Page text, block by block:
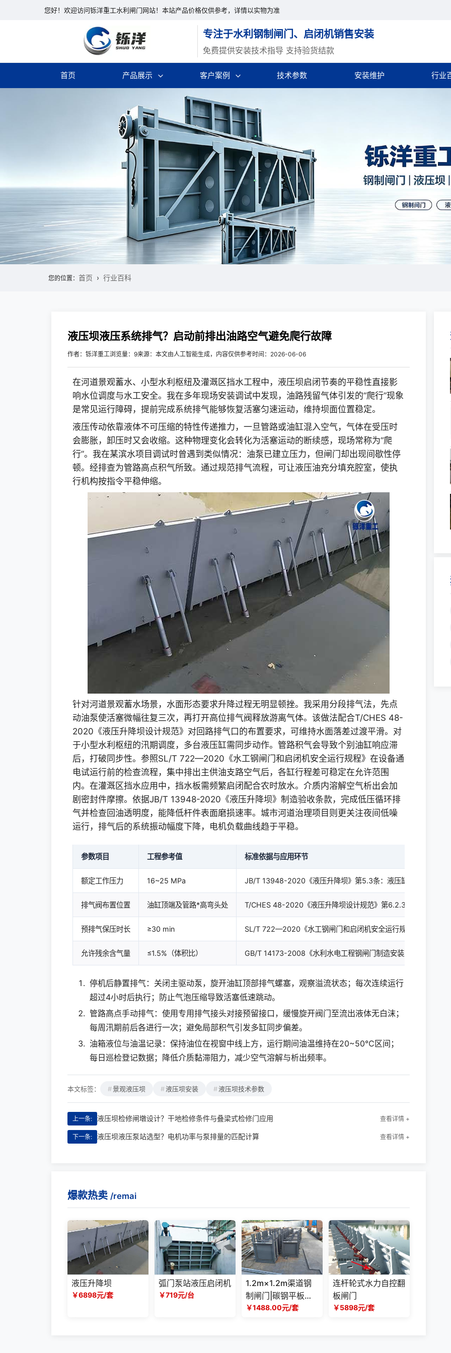
您好！欢迎访问铄洋重工水利闸门网站！本站产品价格仅供参考，详情以实物为准
专注于水利钢制闸门、启闭机销售安装
免费提供安装技术指导 支持验货结款
首页 产品展示 客户案例 技术参数 安装维护 行业
您的位置： 首页 行业百科
液压坝液压系统排气？启动前排出油路空气避免爬行故障
作者：铄洋重工浏览量：9来源：本文由人工智能生成，内容仅供参考时间：2026-06-06
在河道景观蓄水、小型水利枢纽及灌溉区挡水工程中，液压坝启闭节奏的平稳性直接影
响水位调度与水工安全。我在多年现场安装调试中发现，油路残留气体引发的“爬行”现象
是常见运行障碍，提前完成系统排气能够恢复活塞匀速运动，维持坝面位置稳定。
液压传动依靠液体不可压缩的特性传递推力，一旦管路或油缸混入空气，气体在受压时
会膨胀，卸压时又会收缩。这种物理变化会转化为活塞运动的断续感，现场常称为“爬
行”。我在某滨水项目调试时曾遇到类似情况：油泵已建立压力，但闸门却出现间歇性停
顿。经排查为管路高点积气所致。通过规范排气流程，可让液压油充分填充腔室，使执
行机构按指令平稳伸缩。
针对河道景观蓄水场景，水面形态要求升降过程无明显顿挫。我采用分段排气法，先点
动油泵使活塞微幅往复三次，再打开高位排气阀释放游离气体。该做法配合T/CHES 48-
2020《液压升降坝设计规范》对回路排气口的布置要求，可维持水面落差过渡平滑。对
于小型水利枢纽的汛期调度，多台液压缸需同步动作。管路积气会导致个别油缸响应滞
后，打破同步性。参照SL/T 722—2020《水工钢闸门和启闭机安全运行规程》在设备通
电试运行前的检查流程，集中排出主供油支路空气后，各缸行程差可稳定在允许范围
内。在灌溉区挡水应用中，挡水板需频繁启闭配合农时放水。介质内溶解空气析出会加
剧密封件摩擦。依据JB/T 13948-2020《液压升降坝》制造验收条款，完成低压循环排
气并检查回油透明度，能降低杆件表面磨损速率。城市河道治理项目则更关注夜间低噪
运行，排气后的系统振动幅度下降，电机负载曲线趋于平稳。
参数项目 工程参考值 标准依据与应用环节
额定工作压力 16~25 MPa JB/T 13948-2020《液压升降坝》第5.3条：液压缸设计压力标
排气阀布置位置 油缸顶端及管路*高弯头处 T/CHES 48-2020《液压升降坝设计规范》第6.2.3条：回路排气
预排气保压时长 ≥30 min SL/T 722—2020《水工钢闸门和启闭机安全运行规程》第7.4.2
允许残余含气量 ≤1.5%（体积比） GB/T 14173-2008《水利水电工程钢闸门制造安装及验收规范》
停机后静置排气：关闭主驱动泵，旋开油缸顶部排气螺塞，观察溢流状态；每次连续运行
超过4小时后执行；防止气泡压缩导致活塞低速跳动。
管路高点手动排气：使用专用排气接头对接预留接口，缓慢旋开阀门至流出液体无白沫；
每周汛期前后各进行一次；避免局部积气引发多缸同步偏差。
油箱液位与油温记录：保持油位在视窗中线上方，运行期间油温维持在20~50℃区间；
每日巡检登记数据；降低介质黏滞阻力，减少空气溶解与析出频率。
本文标签： 景观液压坝 液压坝安装 液压坝技术参数
上一条: 液压坝检修闸墩设计？干地检修条件与叠梁式检修门应用 查看详情 +
下一条: 液压坝液压泵站选型？电机功率与泵排量的匹配计算 查看详情 +
爆款热卖 /remai
液压升降坝
￥6898元/套
弧门泵站液压启闭机
￥719元/台
1.2m×1.2m渠道钢
制闸门|碳钢平板闸
门|手动动螺杆启闭
￥1488.00元/套
连杆轮式水力自控翻
板闸门
￥5898元/套